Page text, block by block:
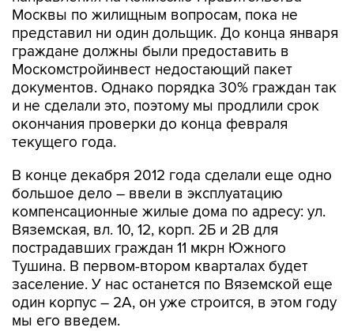
Москвы по жилищным вопросам, пока не
представил ни один дольщик. До конца января
граждане должны были предоставить в
Москомстройинвест недостающий пакет
документов. Однако порядка 30% граждан так
и не сделали это, поэтому мы продлили срок
окончания проверки до конца февраля
текущего года.
В конце декабря 2012 года сделали еще одно
большое дело – ввели в эксплуатацию
компенсационные жилые дома по адресу: ул.
Вяземская, вл. 10, 12, корп. 2Б и 2В для
пострадавших граждан 11 мкрн Южного
Тушина. В первом-втором кварталах будет
заселение. У нас останется по Вяземской еще
один корпус – 2А, он уже строится, в этом году
мы его введем.